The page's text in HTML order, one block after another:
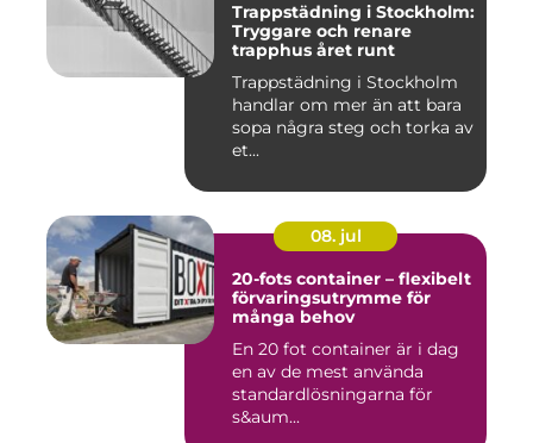
Trappstädning i Stockholm:
Tryggare och renare
trapphus året runt
Trappstädning i Stockholm
handlar om mer än att bara
sopa några steg och torka av
et...
08. jul
20-fots container – flexibelt
förvaringsutrymme för
många behov
En 20 fot container är i dag
en av de mest använda
standardlösningarna för
s&aum...